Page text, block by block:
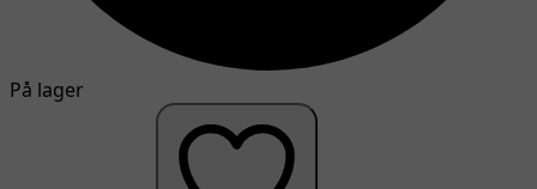
På lager